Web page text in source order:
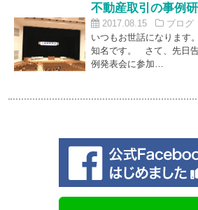
不動産取引の事例
2017.08.15
ブログ
いつもお世話になりま
知名です。 さて、先日
例発表会に参加…